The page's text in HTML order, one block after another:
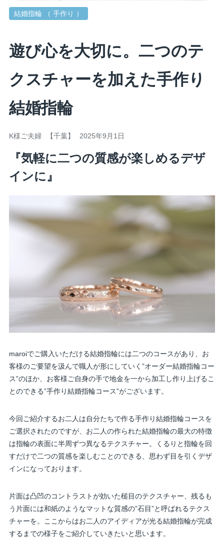
結婚指輪 （ 手作り ）
遊び心を大切に。二つのテ
クスチャーを加えた手作り
結婚指輪
K様ご夫婦 【千葉】 2025年9月1日
『気軽に二つの質感が楽しめるデザ
インに』
maroiでご購入いただける結婚指輪には二つのコースがあり、お
客様のご要望を汲んで職人が形にしていく”オーダー結婚指輪コー
ス”のほか、お客様ご自身の手で地金を一から加工し作り上げるこ
とのできる”手作り結婚指輪コース”がございます。
今回ご紹介するお二人は自分たちで作る手作り結婚指輪コースを
ご選択されたのですが、お二人の作られた結婚指輪の最大の特徴
は指輪の表面に半周ずつ異なるテクスチャー。くるりと指輪を回
すだけで二つの質感を楽しむことのできる、思わず目を引くデザ
インになっております。
片面は凸凹のコントラストが効いた槌目のテクスチャー、残るも
う片面には和紙のようなマットな質感の”石目”と呼ばれるテクス
チャーを。ここからはお二人のアイディアが光る結婚指輪が完成
するまでの様子をご紹介していきたいと思います。